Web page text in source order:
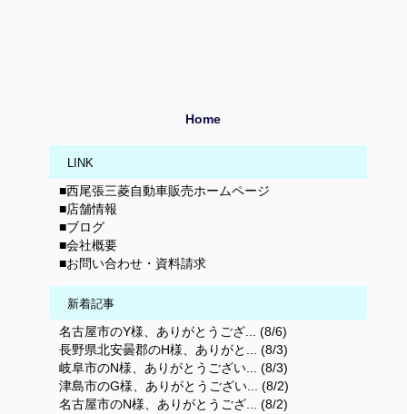
Home
LINK
■西尾張三菱自動車販売ホームページ
■店舗情報
■ブログ
■会社概要
■お問い合わせ・資料請求
新着記事
名古屋市のY様、ありがとうござ... (8/6)
長野県北安曇郡のH様、ありがと... (8/3)
岐阜市のN様、ありがとうござい... (8/3)
津島市のG様、ありがとうござい... (8/2)
名古屋市のN様、ありがとうござ... (8/2)